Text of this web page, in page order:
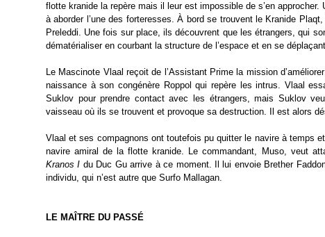
flotte kranide la repère mais il leur est impossible de s’en approcher.
à aborder l’une des forteresses. À bord se trouvent le Kranide
Preleddi. Une fois sur place, ils découvrent que les étrangers, qui
dématérialiser en courbant la structure de l’espace et en se
Le Mascinote Vlaal reçoit de l’Assistant Prime la mission
naissance à son congénère Roppol qui repère les intrus. Vlaal
Suklov pour prendre contact avec les étrangers, mais Suklov
vaisseau où ils se trouvent et provoque sa destruction. Il est alors
Vlaal et ses compagnons ont toutefois pu quitter le navire à temps
navire amiral de la flotte kranide. Le commandant, Muso, veut
Kranos I du Duc Gu arrive à ce moment. Il lui envoie Brether
individu, qui n’est autre que Surfo Mallagan.
LE MAÎTRE DU PASSÉ